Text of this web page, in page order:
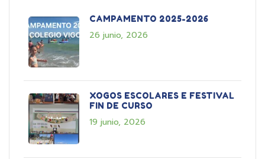
CAMPAMENTO 2025-2026
26 junio, 2026
XOGOS ESCOLARES E FESTIVAL
FIN DE CURSO
19 junio, 2026